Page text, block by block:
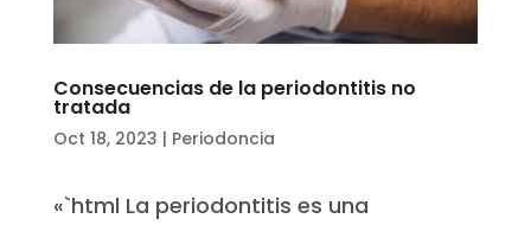
Consecuencias de la periodontitis no
tratada
Oct 18, 2023 | Periodoncia
«`html La periodontitis es una